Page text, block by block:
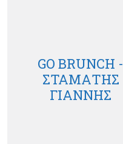
GO BRUNCH -
ΣΤΑΜΑΤΗΣ
ΓΙΑΝΝΗΣ